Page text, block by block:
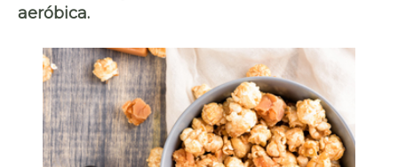
aeróbica.